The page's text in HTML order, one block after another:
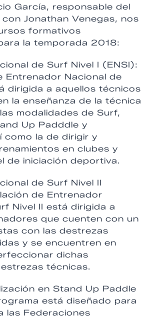
García, responsable del
Jonathan Venegas, nos
formativos
la temporada 2018:
de Surf Nivel I (ENSI):
Entrenador Nacional de
dirigida a aquellos técnicos
la enseñanza de la técnica
modalidades de Surf,
Up Padddle y
como la de dirigir y
en clubes y
de iniciación deportiva.
de Surf Nivel II
de Entrenador
Nivel II está dirigida a
que cuenten con un
con las destrezas
y se encuentren en
dichas
técnicas.
en Stand Up Paddle
está diseñado para
las Federaciones